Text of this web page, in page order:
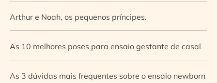
Arthur e Noah, os pequenos príncipes.
As 10 melhores poses para ensaio gestante de casal
As 3 dúvidas mais frequentes sobre o ensaio newborn